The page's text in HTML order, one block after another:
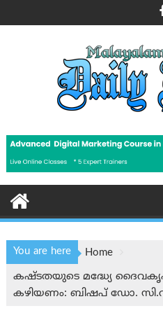
to
You are here
Home
കഷ്ടതയുടെ മദ്ധ്യേ
കഴിയണം: ബിഷപ് ഡോ.